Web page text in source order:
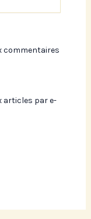
commentaires
articles par e-